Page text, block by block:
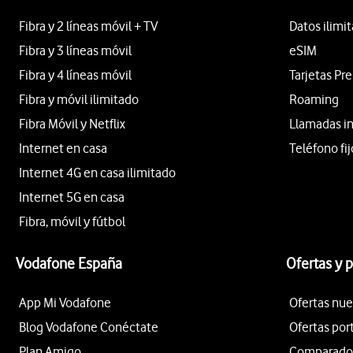
Fibra y 2 líneas móvil + TV
Fibra y 3 líneas móvil
Fibra y 4 líneas móvil
Fibra y móvil ilimitado
Fibra Móvil y Netflix
Internet en casa
Internet 4G en casa ilimitado
Internet 5G en casa
Fibra, móvil y fútbol
Datos
eSIM
Tarjetas
Roaming
Llamadas
Teléfono
Vodafone España
App Mi Vodafone
Blog Vodafone Conéctate
Ofertas y
Ofertas
Ofertas